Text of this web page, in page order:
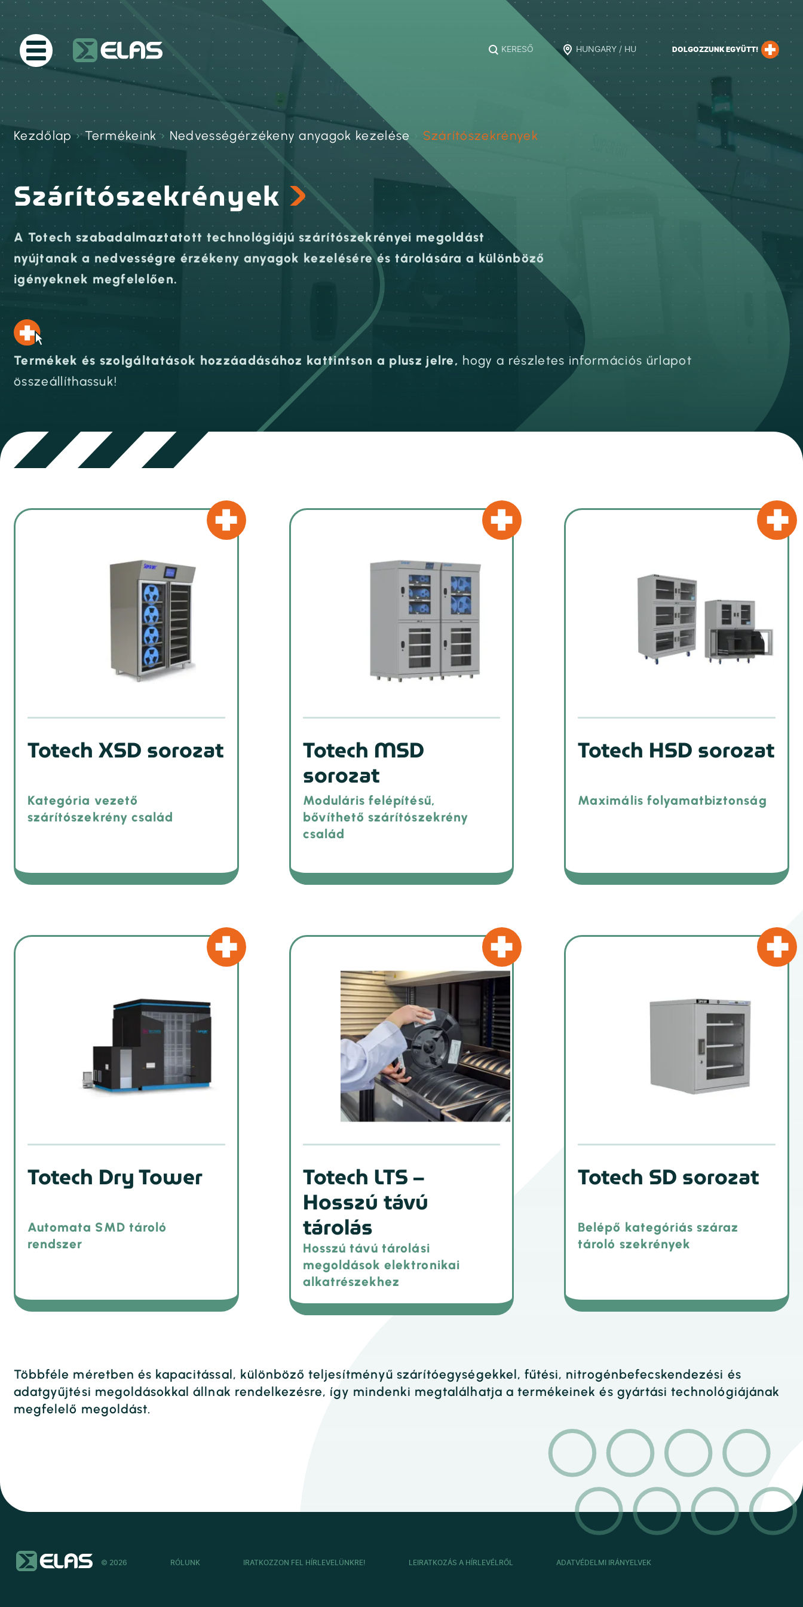
KERESŐ HUNGARY / HU DOLGOZZUNK EGYÜTT!
Kezdőlap ›Termékeink › Nedvességérzékeny anyagok kezelése Szárítószekrények
Szárítószekrények
A Totech szabadalmaztatott technológiájú szárítószekrényei megoldást
nyújtanak a nedvességre érzékeny anyagok kezelésére és tárolására a különböző
igényeknek megfelelően.
Termékek és szolgáltatások hozzáadásához kattintson a plusz jelre, hogy a részletes információs űrlapot
összeállíthassuk!
Totech XSD sorozat
Kategória vezető
szárítószekrény család
Totech MSD
sorozat
Moduláris felépítésű,
bővíthető szárítószekrény
család
Totech HSD sorozat
Maximális folyamatbiztonság
Totech Dry Tower
Automata SMD tároló
rendszer
Totech LTS –
Hosszú távú
tárolás
Hosszú távú tárolási
megoldások elektronikai
alkatrészekhez
Totech SD sorozat
Belépő kategóriás száraz
tároló szekrények
Többféle méretben és kapacitással, különböző teljesítményű szárítóegységekkel, fűtési, nitrogénbefecskendezési és
adatgyűjtési megoldásokkal állnak rendelkezésre, így mindenki megtalálhatja a termékeinek és gyártási technológiájának
megfelelő megoldást.
© 2026 RÓLUNK IRATKOZZON FEL HÍRLEVELÜNKRE! LEIRATKOZÁS A HÍRLEVÉLRŐL ADATVÉDELMI IRÁNYELVEK